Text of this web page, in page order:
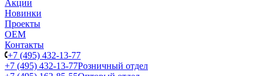
Акции
Новинки
Проекты
ОЕМ
Контакты
+7 (495) 432-13-77
+7 (495) 432-13-77Розничный отдел